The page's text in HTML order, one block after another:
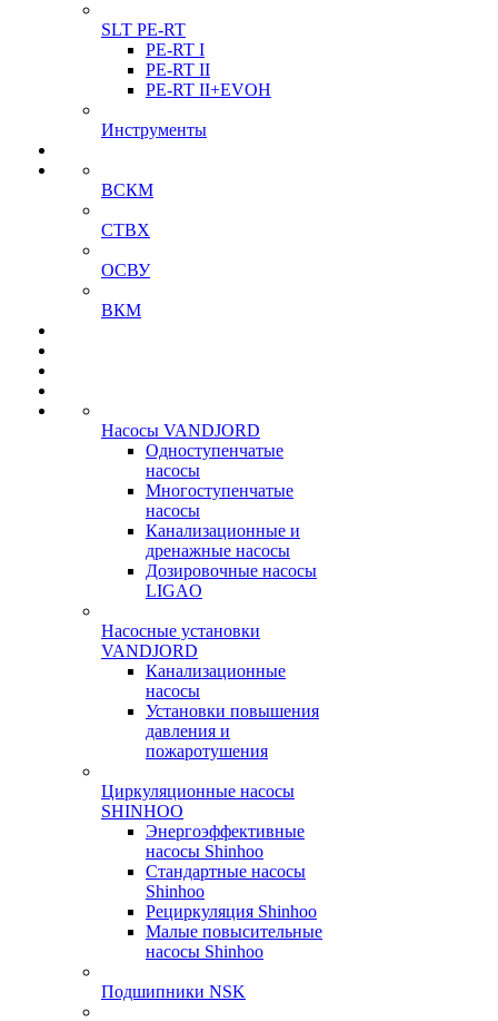
SLT PE-RT
PE-RT I
PE-RT II
PE-RT II+EVOH
Инструменты
ВСКМ
СТВХ
ОСВУ
ВКМ
Насосы VANDJORD
Одноступенчатые
насосы
Многоступенчатые
насосы
Канализационные и
дренажные насосы
Дозировочные насосы
LIGAO
Насосные установки
VANDJORD
Канализационные
насосы
Установки повышения
давления и
пожаротушения
Циркуляционные насосы
SHINHOO
Энергоэффективные
насосы Shinhoo
Стандартные насосы
Shinhoo
Рециркуляция Shinhoo
Малые повысительные
насосы Shinhoo
Подшипники NSK